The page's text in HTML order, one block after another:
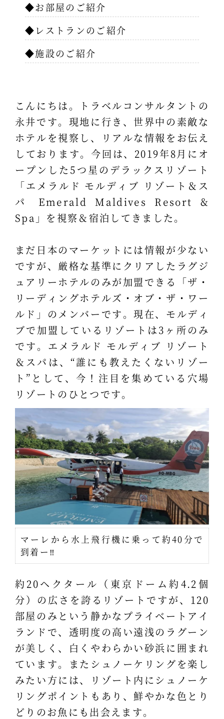
◆お部屋のご紹介
◆レストランのご紹介
◆施設のご紹介
こんにちは。トラベルコンサルタントの
永井です。現地に行き、世界中の素敵な
ホテルを視察し、リアルな情報をお伝え
しております。今回は、2019年8月にオ
ープンした5つ星のデラックスリゾート
「エメラルド モルディブ リゾート＆ス
パ Emerald Maldives Resort &
Spa」を視察＆宿泊してきました。
まだ日本のマーケットには情報が少ない
ですが、厳格な基準にクリアしたラグジ
ュアリーホテルのみが加盟できる「ザ・
リーディングホテルズ・オブ・ザ・ワー
ルド」のメンバーです。現在、モルディ
ブで加盟しているリゾートは3ヶ所のみ
です。エメラルド モルディブ リゾート
＆スパは、“誰にも教えたくないリゾー
ト”として、今！注目を集めている穴場
リゾートのひとつです。
マーレから水上飛行機に乗って約40分で
到着ー‼
約20ヘクタール（東京ドーム約4.2個
分）の広さを誇るリゾートですが、120
部屋のみという静かなプライベートアイ
ランドで、透明度の高い遠浅のラグーン
が美しく、白くやわらかい砂浜に囲まれ
ています。またシュノーケリングを楽し
みたい方には、リゾート内にシュノーケ
リングポイントもあり、鮮やかな色とり
どりのお魚にも出会えます。